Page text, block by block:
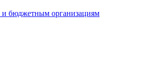
бюджетным организациям